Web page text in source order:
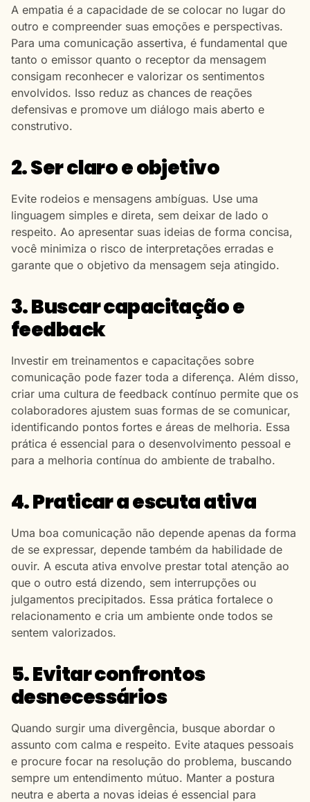
A empatia é a capacidade de se colocar no lugar do
outro e compreender suas emoções e perspectivas.
Para uma comunicação assertiva, é fundamental que
tanto o emissor quanto o receptor da mensagem
consigam reconhecer e valorizar os sentimentos
envolvidos. Isso reduz as chances de reações
defensivas e promove um diálogo mais aberto e
construtivo.
2. Ser claro e objetivo
Evite rodeios e mensagens ambíguas. Use uma
linguagem simples e direta, sem deixar de lado o
respeito. Ao apresentar suas ideias de forma concisa,
você minimiza o risco de interpretações erradas e
garante que o objetivo da mensagem seja atingido.
3. Buscar capacitação e
feedback
Investir em treinamentos e capacitações sobre
comunicação pode fazer toda a diferença. Além disso,
criar uma cultura de feedback contínuo permite que os
colaboradores ajustem suas formas de se comunicar,
identificando pontos fortes e áreas de melhoria. Essa
prática é essencial para o desenvolvimento pessoal e
para a melhoria contínua do ambiente de trabalho.
4. Praticar a escuta ativa
Uma boa comunicação não depende apenas da forma
de se expressar, depende também da habilidade de
ouvir. A escuta ativa envolve prestar total atenção ao
que o outro está dizendo, sem interrupções ou
julgamentos precipitados. Essa prática fortalece o
relacionamento e cria um ambiente onde todos se
sentem valorizados.
5. Evitar confrontos
desnecessários
Quando surgir uma divergência, busque abordar o
assunto com calma e respeito. Evite ataques pessoais
e procure focar na resolução do problema, buscando
sempre um entendimento mútuo. Manter a postura
neutra e aberta a novas ideias é essencial para